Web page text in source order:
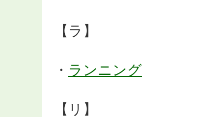
【ラ】
・ ランニング
【リ】